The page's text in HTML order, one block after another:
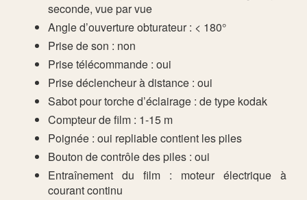
seconde, vue par vue
Angle d’ouverture obturateur : < 180°
Prise de son : non
Prise télécommande : oui
Prise déclencheur à distance : oui
Sabot pour torche d’éclairage : de type kodak
Compteur de film : 1-15 m
Poignée : oui repliable contient les piles
Bouton de contrôle des piles : oui
Entraînement du film : moteur électrique à
courant continu